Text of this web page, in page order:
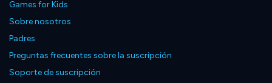
Games for Kids
Sobre nosotros
Padres
Preguntas frecuentes sobre la suscripción
Soporte de suscripción